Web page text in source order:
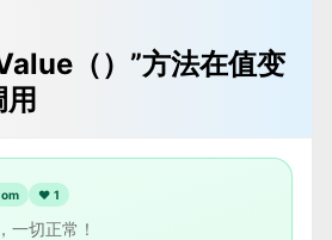
（）”方法在值变
❤ 1
一切正常！